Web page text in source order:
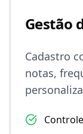
Gestão
Cadastro
notas,